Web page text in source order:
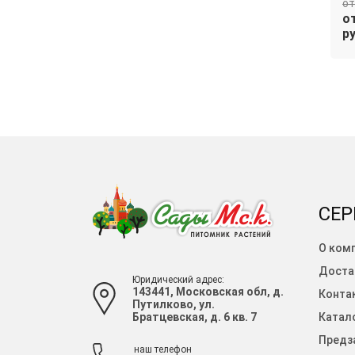
Юридический адрес:
143441, Московская обл, д.
Путилково, ул.
Братцевская, д. 6 кв. 7
наш телефон
О